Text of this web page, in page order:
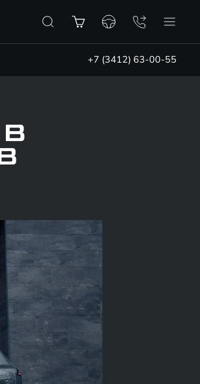
+7 (3412) 63-00-55
В